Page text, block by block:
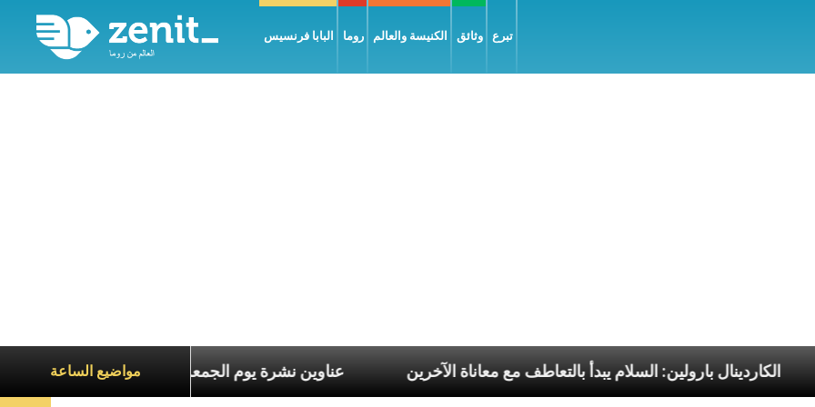
البابا فرنسيس روما الكنيسة والعالم وثائق تبرع
مواضيع الساعة
عناوين نشرة يوم الجمعة 7 آب 2026: السلام يُبنى بصبر يومًا بعد يوم الكاردينال بارولين: السلام يبدأ بالتعاطف مع معاناة الآخرين